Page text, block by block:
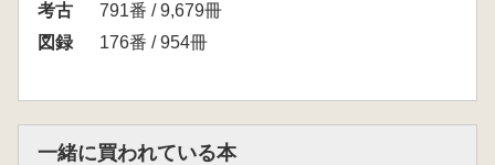
考古
791番 / 9,679冊
図録
176番 / 954冊
一緒に買われている本